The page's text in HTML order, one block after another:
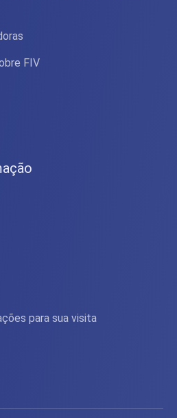
FIV
para sua visita